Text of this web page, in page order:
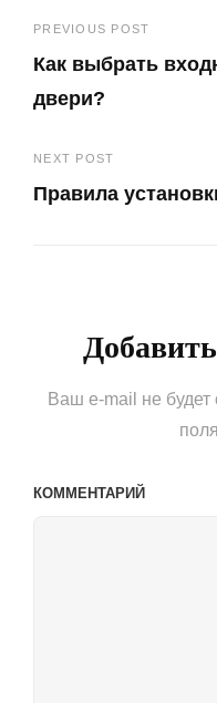
Навигация
по
PREVIOUS POST
Как выбрать
двери?
Post
NEXT POST
Правила
Ваш e-mail не будет
КОММЕНТАРИЙ